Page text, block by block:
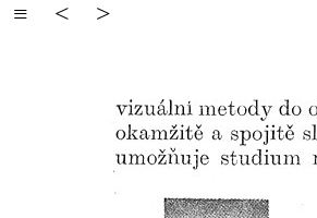
≡ < >